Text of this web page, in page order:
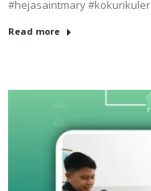
#hejasaintmary #kokurikuler
Read more